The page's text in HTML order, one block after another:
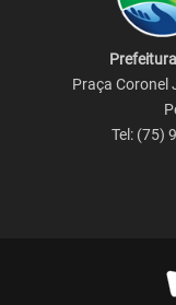
Praça Coronel
Tel: (75)